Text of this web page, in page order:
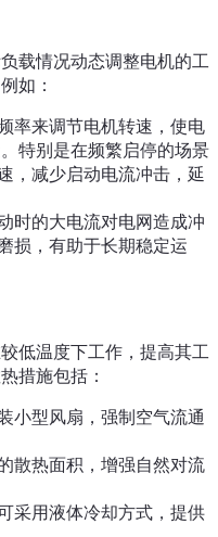
载情况动态调整电机的工
如：
率来调节电机转速，使电
特别是在频繁启停的场景
，减少启动电流冲击，延
时的大电流对电网造成冲
损，有助于长期稳定运
低温度下工作，提高其工
措施包括：
小型风扇，强制空气流通
散热面积，增强自然对流
采用液体冷却方式，提供